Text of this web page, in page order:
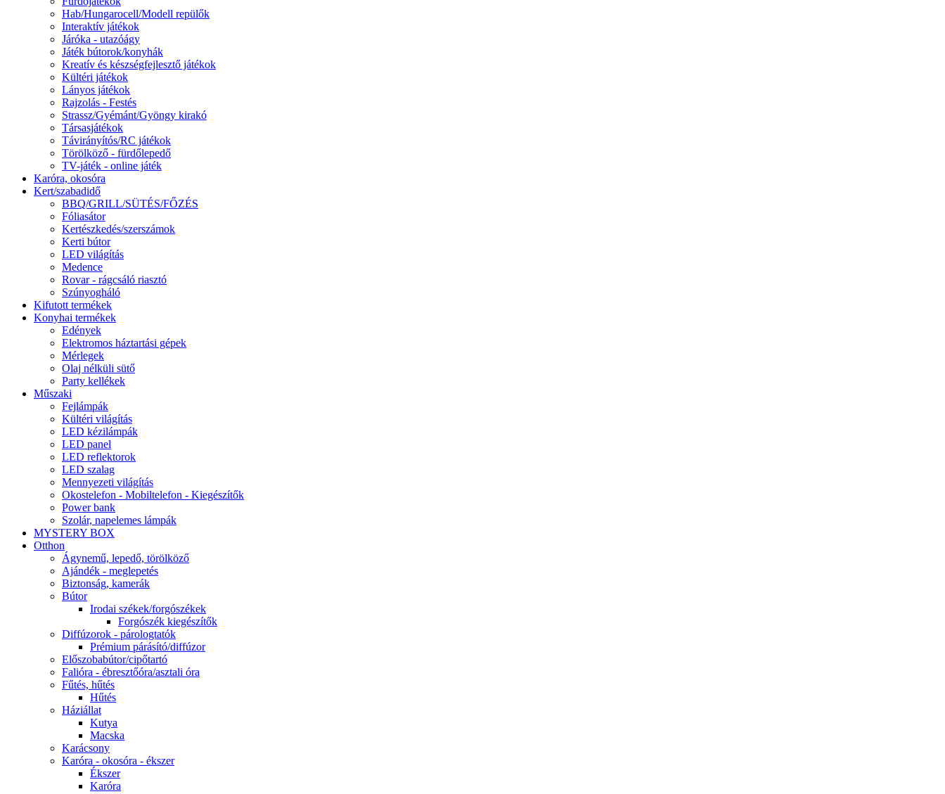
Hab/Hungarocell/Modell repülők
Interaktív játékok
Járóka - utazóágy
Játék bútorok/konyhák
Kreatív és készségfejlesztő játékok
Kültéri játékok
Lányos játékok
Rajzolás - Festés
Strassz/Gyémánt/Gyöngy kirakó
Társasjátékok
Távirányítós/RC játékok
Törölköző - fürdőlepedő
TV-játék - online játék
Karóra, okosóra
Kert/szabadidő
BBQ/GRILL/SÜTÉS/FŐZÉS
Fóliasátor
Kertészkedés/szerszámok
Kerti bútor
LED világítás
Medence
Rovar - rágcsáló riasztó
Szúnyogháló
Kifutott termékek
Konyhai termékek
Edények
Elektromos háztartási gépek
Mérlegek
Olaj nélküli sütő
Party kellékek
Műszaki
Fejlámpák
Kültéri világítás
LED kézilámpák
LED panel
LED reflektorok
LED szalag
Mennyezeti világítás
Okostelefon - Mobiltelefon - Kiegészítők
Power bank
Szolár, napelemes lámpák
MYSTERY BOX
Otthon
Ágynemű, lepedő, törölköző
Ajándék - meglepetés
Biztonság, kamerák
Bútor
Irodai székek/forgószékek
Forgószék kiegészítők
Diffúzorok - párologtatók
Prémium párásító/diffúzor
Előszobabútor/cipőtartó
Falióra - ébresztőóra/asztali óra
Fűtés, hűtés
Hűtés
Háziállat
Kutya
Macska
Karácsony
Karóra - okosóra - ékszer
Ékszer
Karóra